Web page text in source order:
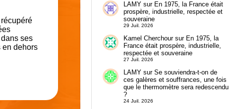
ses
en dehors
LAMYsur En 1975, la France était
prospère, industrielle, respectée et
souveraine
29 Juil. 2026
Kamel Cherchoursur En 1975, la
France était prospère, industrielle,
respectée et souveraine
27 Juil. 2026
LAMYsur Se souviendra-t-on de
ces galères et souffrances, une fois
que le thermomètre sera redescendu
?
24 Juil. 2026